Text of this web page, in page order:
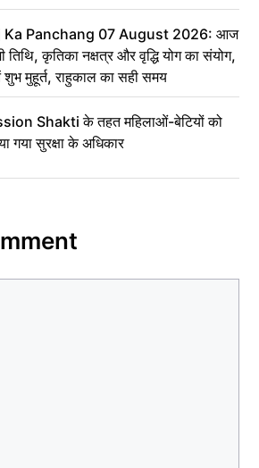
Ka Panchang 07 August 2026: आज
तिथि, कृतिका नक्षत्र और वृद्धि योग का संयोग,
शुभ मुहूर्त, राहुकाल का सही समय
Shakti के तहत महिलाओं-बेटियों को
गया सुरक्षा के अधिकार